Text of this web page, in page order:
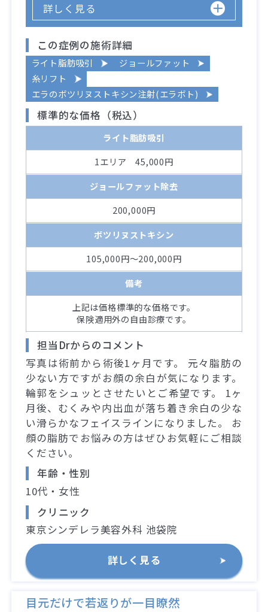
詳しく見る
この症例の施術詳細
ライト脂肪吸引
ジョールファット
糸リフト
エラのボツリヌストキシン注射(エラボト)
標準的な価格（税込）
ライト脂肪吸引
1エリア 45,000円
ジョールファット除去
200,000円
ボツリヌストキシン
105,000円～200,000円
備考
上記は価格標準的な価格です。
保険適用外の自由診療です。
担当Drからのコメント
写真は術前から術後1ヶ月です。 元々脂肪の
少ない方ですがお顔の余白が気になります。
輪郭をシュッとさせたいとご希望です。 1ヶ
月後、むくみや内出血が落ち着き余白の少な
い滑らかなフェイスラインになりました。 お
顔の脂肪でお悩みの方はぜひお気軽にご相談
ください。
年齢・性別
10代・女性
クリニック
東京シンデレラ美容外科 池袋院
詳しく見る
目元だけで若返りが一目瞭然